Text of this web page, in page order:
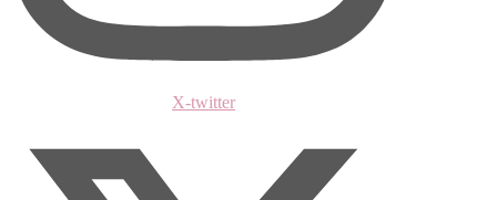
X-twitter